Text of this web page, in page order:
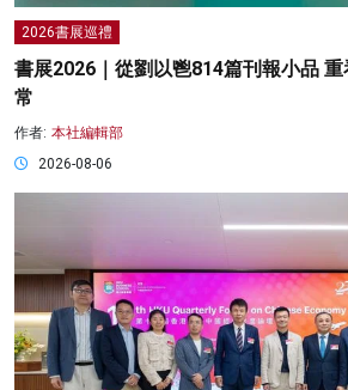
2026書展巡禮
書展2026｜從劉以鬯814篇刊報小品
常
作者: 本社編輯部
2026-08-06